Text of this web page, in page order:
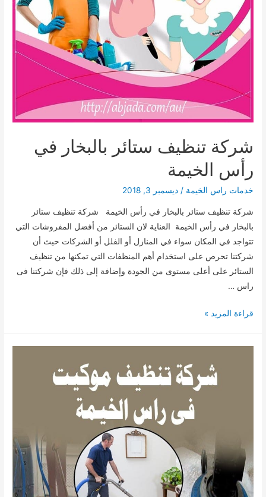
شركة تنظيف ستائر بالبخار في
رأس الخيمة
خدمات راس الخيمة /ديسمبر 3, 2018
شركة تنظيف ستائر بالبخار في رأس الخيمة شركة تنظيف ستائر
بالبخار في رأس الخيمة العناية لان الستائر من أفضل المفروشات التي
تتواجد في المكان سواء في المنازل أو الفلل أو الشركات حيث أن
شركتنا تحرص على استخدام أهم المنظفات التي تمكنها من تنظيف
الستائر على أعلى مستوى من الجودة وإضافة إلى ذلك فإن شركتنا فى
راس …
شركة
قراءة المزيد »